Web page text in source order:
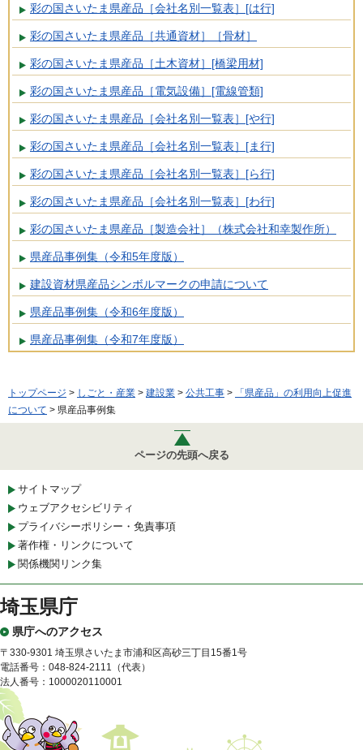
彩の国さいたま県産品［会社名別一覧表］[は行]
彩の国さいたま県産品［共通資材］［骨材］
彩の国さいたま県産品［土木資材］[橋梁用材]
彩の国さいたま県産品［電気設備］[電線管類]
彩の国さいたま県産品［会社名別一覧表］[や行]
彩の国さいたま県産品［会社名別一覧表］[ま行]
彩の国さいたま県産品［会社名別一覧表］[ら行]
彩の国さいたま県産品［会社名別一覧表］[わ行]
彩の国さいたま県産品［製造会社］（株式会社和幸製作所）
県産品事例集（令和5年度版）
建設資材県産品シンボルマークの申請について
県産品事例集（令和6年度版）
県産品事例集（令和7年度版）
トップページ > しごと・産業 > 建設業 > 公共工事 >
「県産品」の利用向上促進
について > 県産品事例集
ページの先頭へ戻る
サイトマップ
ウェブアクセシビリティ
プライバシーポリシー・免責事項
著作権・リンクについて
関係機関リンク集
埼玉県庁
県庁へのアクセス
〒330-9301 埼玉県さいたま市浦和区高砂三丁目15番1号
電話番号：048-824-2111（代表）
法人番号：1000020110001